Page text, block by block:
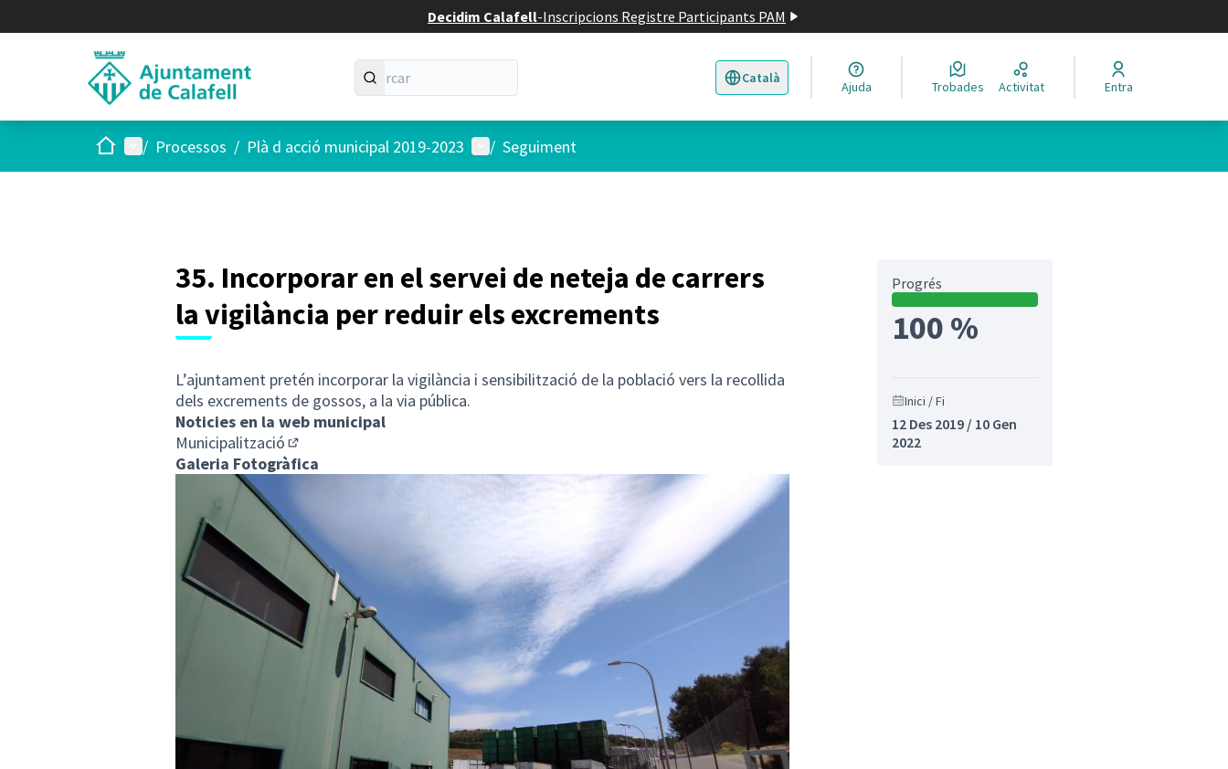
Decidim Calafell-Inscripcions Registre Participants PAM
Català
Triar la llengua Elegir el idioma
Ajuda Trobades Activitat Entra
Inici Menú principal
/ Processos / Plà d acció municipal 2019-2023 Menú d'usuari
/ Seguiment
35. Incorporar en el servei de neteja de carrers
la vigilància per reduir els excrements
L’ajuntament pretén incorporar la vigilància i sensibilització de la població vers la recollida
dels excrements de gossos, a la via pública.
Noticies en la web municipal
Municipalització
(Enllaç extern)
Galeria Fotogràfica
Progrés
100 %
Inici / Fi
12 Des 2019 / 10 Gen
2022